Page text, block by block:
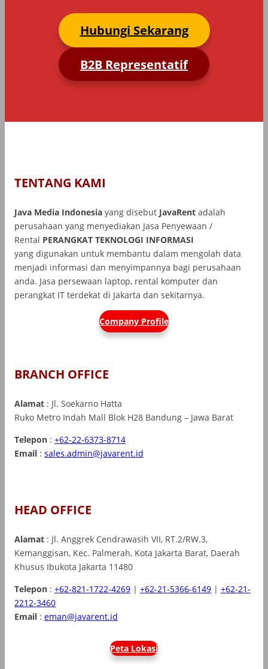
Hubungi Sekarang
B2B Representatif
TENTANG KAMI
Java Media Indonesia yang disebut JavaRent adalah
perusahaan yang menyediakan Jasa Penyewaan /
Rental PERANGKAT TEKNOLOGI INFORMASI
yang digunakan untuk membantu dalam mengolah data
menjadi informasi dan menyimpannya bagi perusahaan
anda. Jasa persewaan laptop, rental komputer dan
perangkat IT terdekat di Jakarta dan sekitarnya.
Company Profile
BRANCH OFFICE
Alamat : Jl. Soekarno Hatta
Ruko Metro Indah Mall Blok H28 Bandung – Jawa Barat
Telepon : +62-22-6373-8714
Email : sales.admin@javarent.id
HEAD OFFICE
Alamat : Jl. Anggrek Cendrawasih VII, RT.2/RW.3,
Kemanggisan, Kec. Palmerah, Kota Jakarta Barat, Daerah
Khusus Ibukota Jakarta 11480
Telepon : +62-821-1722-4269 | +62-21-5366-6149 | +62-21-
2212-3460
Email : eman@javarent.id
Peta Lokasi